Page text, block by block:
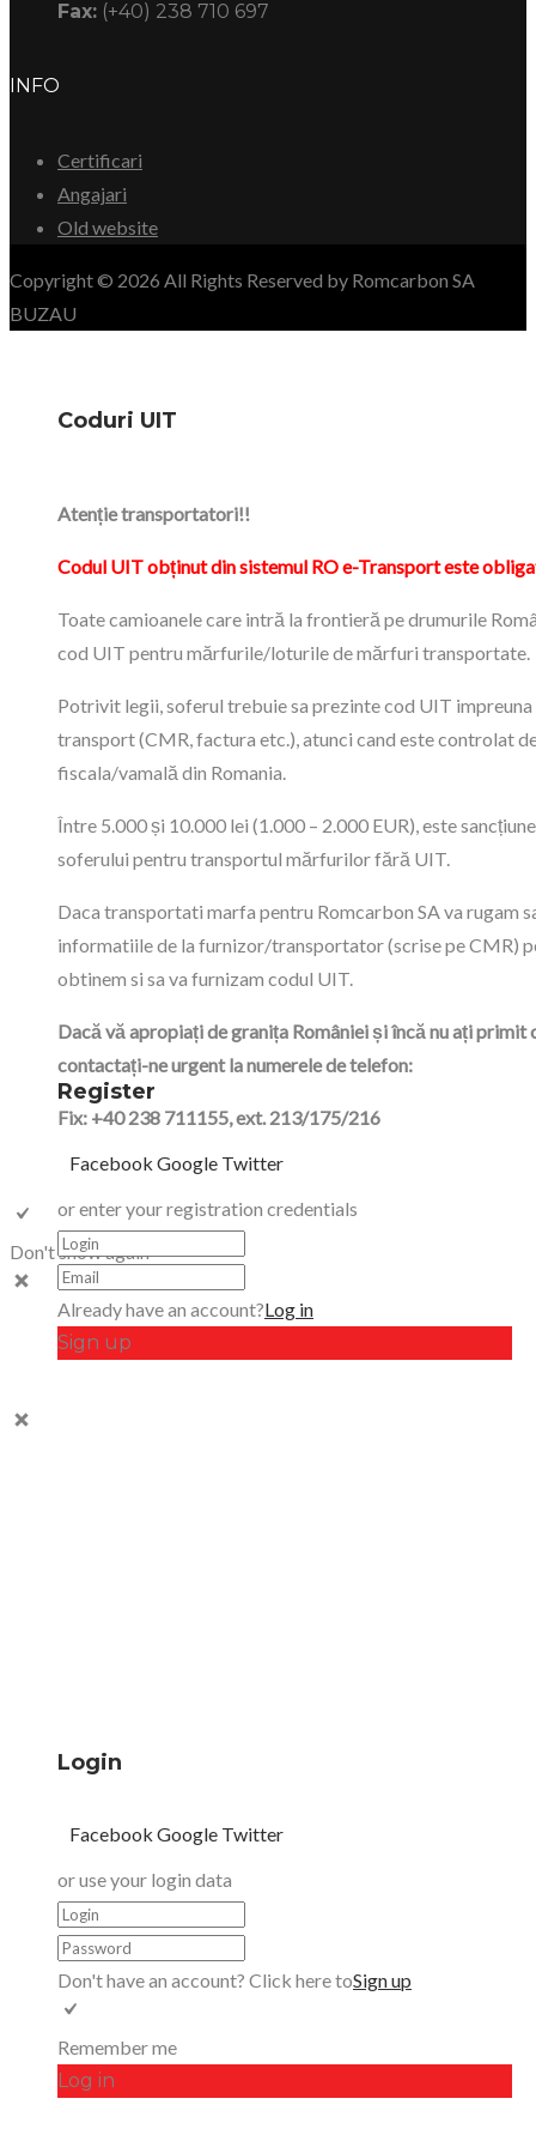
Fax: (+40) 238 710 697
INFO
Certificari
Angajari
Old website
Copyright © 2026 All Rights Reserved by Romcarbon SA
BUZAU
Coduri UIT
Atenție transportatori!!
Codul UIT obținut din sistemul RO e-Transport este
Toate camioanele care intră la frontieră pe drumurile
cod UIT pentru mărfurile/loturile de mărfuri transportate.
Potrivit legii, soferul trebuie sa prezinte cod UIT impreuna
transport (CMR, factura etc.), atunci cand este controlat
fiscala/vamală din Romania.
Între 5.000 și 10.000 lei (1.000 – 2.000 EUR), este
soferului pentru transportul mărfurilor fără UIT.
Daca transportati marfa pentru Romcarbon SA va rugam
informatiile de la furnizor/transportator (scrise pe CMR)
obtinem si sa va furnizam codul UIT.
Dacă vă apropiați de granița României și încă nu ați primit
contactați-ne urgent la numerele de telefon:
Fix: +40 238 711155, ext. 213/175/216
Don't show again
Register
Facebook Google Twitter
or enter your registration credentials
Already have an account?Log in
Sign up
Login
Facebook Google Twitter
or use your login data
Don't have an account? Click here toSign up
Remember me
Log in